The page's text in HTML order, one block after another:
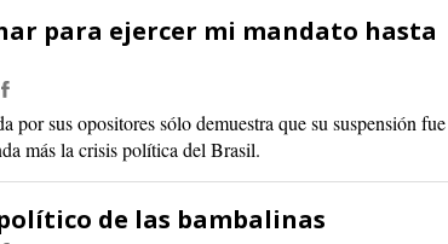
para ejercer mi mandato hasta
por sus opositores sólo demuestra que su suspensión fue
más la crisis política del Brasil.
de las bambalinas